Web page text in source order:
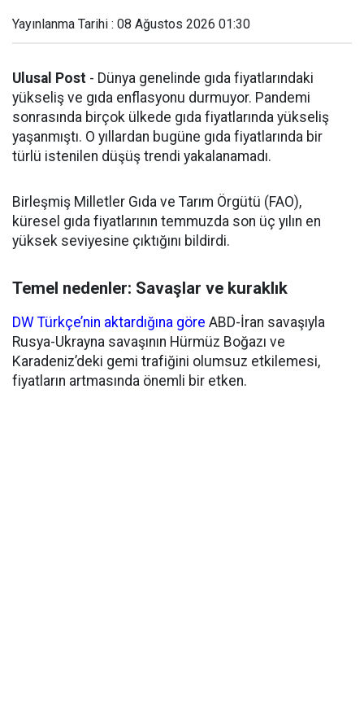
Yayınlanma Tarihi : 08 Ağustos 2026 01:30
Ulusal Post - Dünya genelinde gıda fiyatlarındaki
yükseliş ve gıda enflasyonu durmuyor. Pandemi
sonrasında birçok ülkede gıda fiyatlarında yükseliş
yaşanmıştı. O yıllardan bugüne gıda fiyatlarında bir
türlü istenilen düşüş trendi yakalanamadı.
Birleşmiş Milletler Gıda ve Tarım Örgütü (FAO),
küresel gıda fiyatlarının temmuzda son üç yılın en
yüksek seviyesine çıktığını bildirdi.
Temel nedenler: Savaşlar ve kuraklık
DW Türkçe’nin aktardığına göre ABD-İran savaşıyla
Rusya-Ukrayna savaşının Hürmüz Boğazı ve
Karadeniz’deki gemi trafiğini olumsuz etkilemesi,
fiyatların artmasında önemli bir etken.